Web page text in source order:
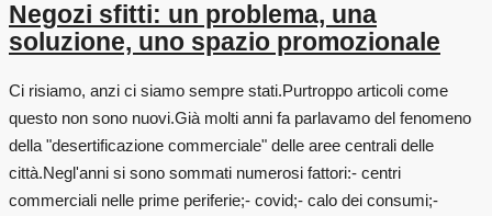
Negozi sfitti: un problema, una
soluzione, uno spazio promozionale
Ci risiamo, anzi ci siamo sempre stati.Purtroppo articoli come
questo non sono nuovi.Già molti anni fa parlavamo del fenomeno
della "desertificazione commerciale" delle aree centrali delle
città.Negl'anni si sono sommati numerosi fattori:- centri
commerciali nelle prime periferie;- covid;- calo dei consumi;-